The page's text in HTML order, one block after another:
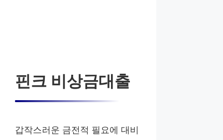
핀크 비상금대출
갑작스러운 금전적 필요에 대비